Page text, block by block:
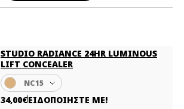
STUDIO RADIANCE 24HR LUMINOUS
LIFT CONCEALER
NC15
34,00€ΕΙΔΟΠΟΙΗΣΤΕ ΜΕ!